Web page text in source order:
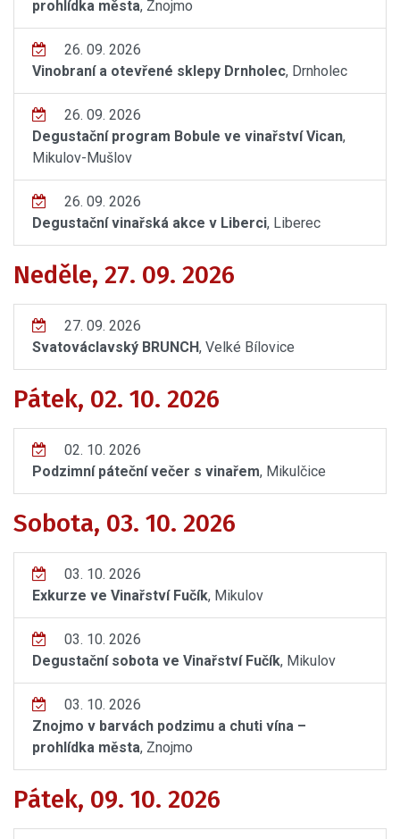
prohlídka města, Znojmo
26. 09. 2026
Vinobraní a otevřené sklepy Drnholec, Drnholec
26. 09. 2026
Degustační program Bobule ve vinařství Vican,
Mikulov-Mušlov
26. 09. 2026
Degustační vinařská akce v Liberci, Liberec
Neděle, 27. 09. 2026
27. 09. 2026
Svatováclavský BRUNCH, Velké Bílovice
Pátek, 02. 10. 2026
02. 10. 2026
Podzimní páteční večer s vinařem, Mikulčice
Sobota, 03. 10. 2026
03. 10. 2026
Exkurze ve Vinařství Fučík, Mikulov
03. 10. 2026
Degustační sobota ve Vinařství Fučík, Mikulov
03. 10. 2026
Znojmo v barvách podzimu a chuti vína –
prohlídka města, Znojmo
Pátek, 09. 10. 2026